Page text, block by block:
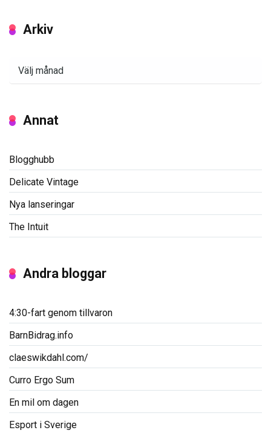
Arkiv
Annat
Blogghubb
Delicate Vintage
Nya lanseringar
The Intuit
Andra bloggar
4:30-fart genom tillvaron
BarnBidrag.info
claeswikdahl.com/
Curro Ergo Sum
En mil om dagen
Esport i Sverige